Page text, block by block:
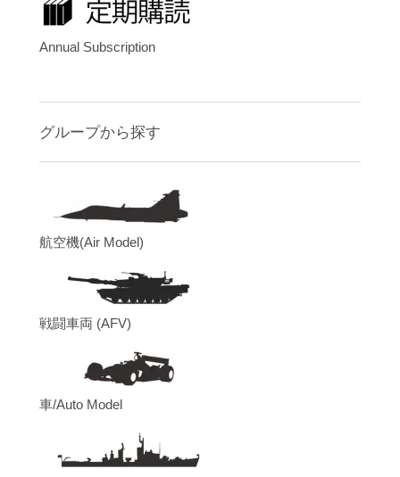
Annual Subscription
グループから探す
航空機(Air Model)
戦闘車両 (AFV)
車/Auto Model